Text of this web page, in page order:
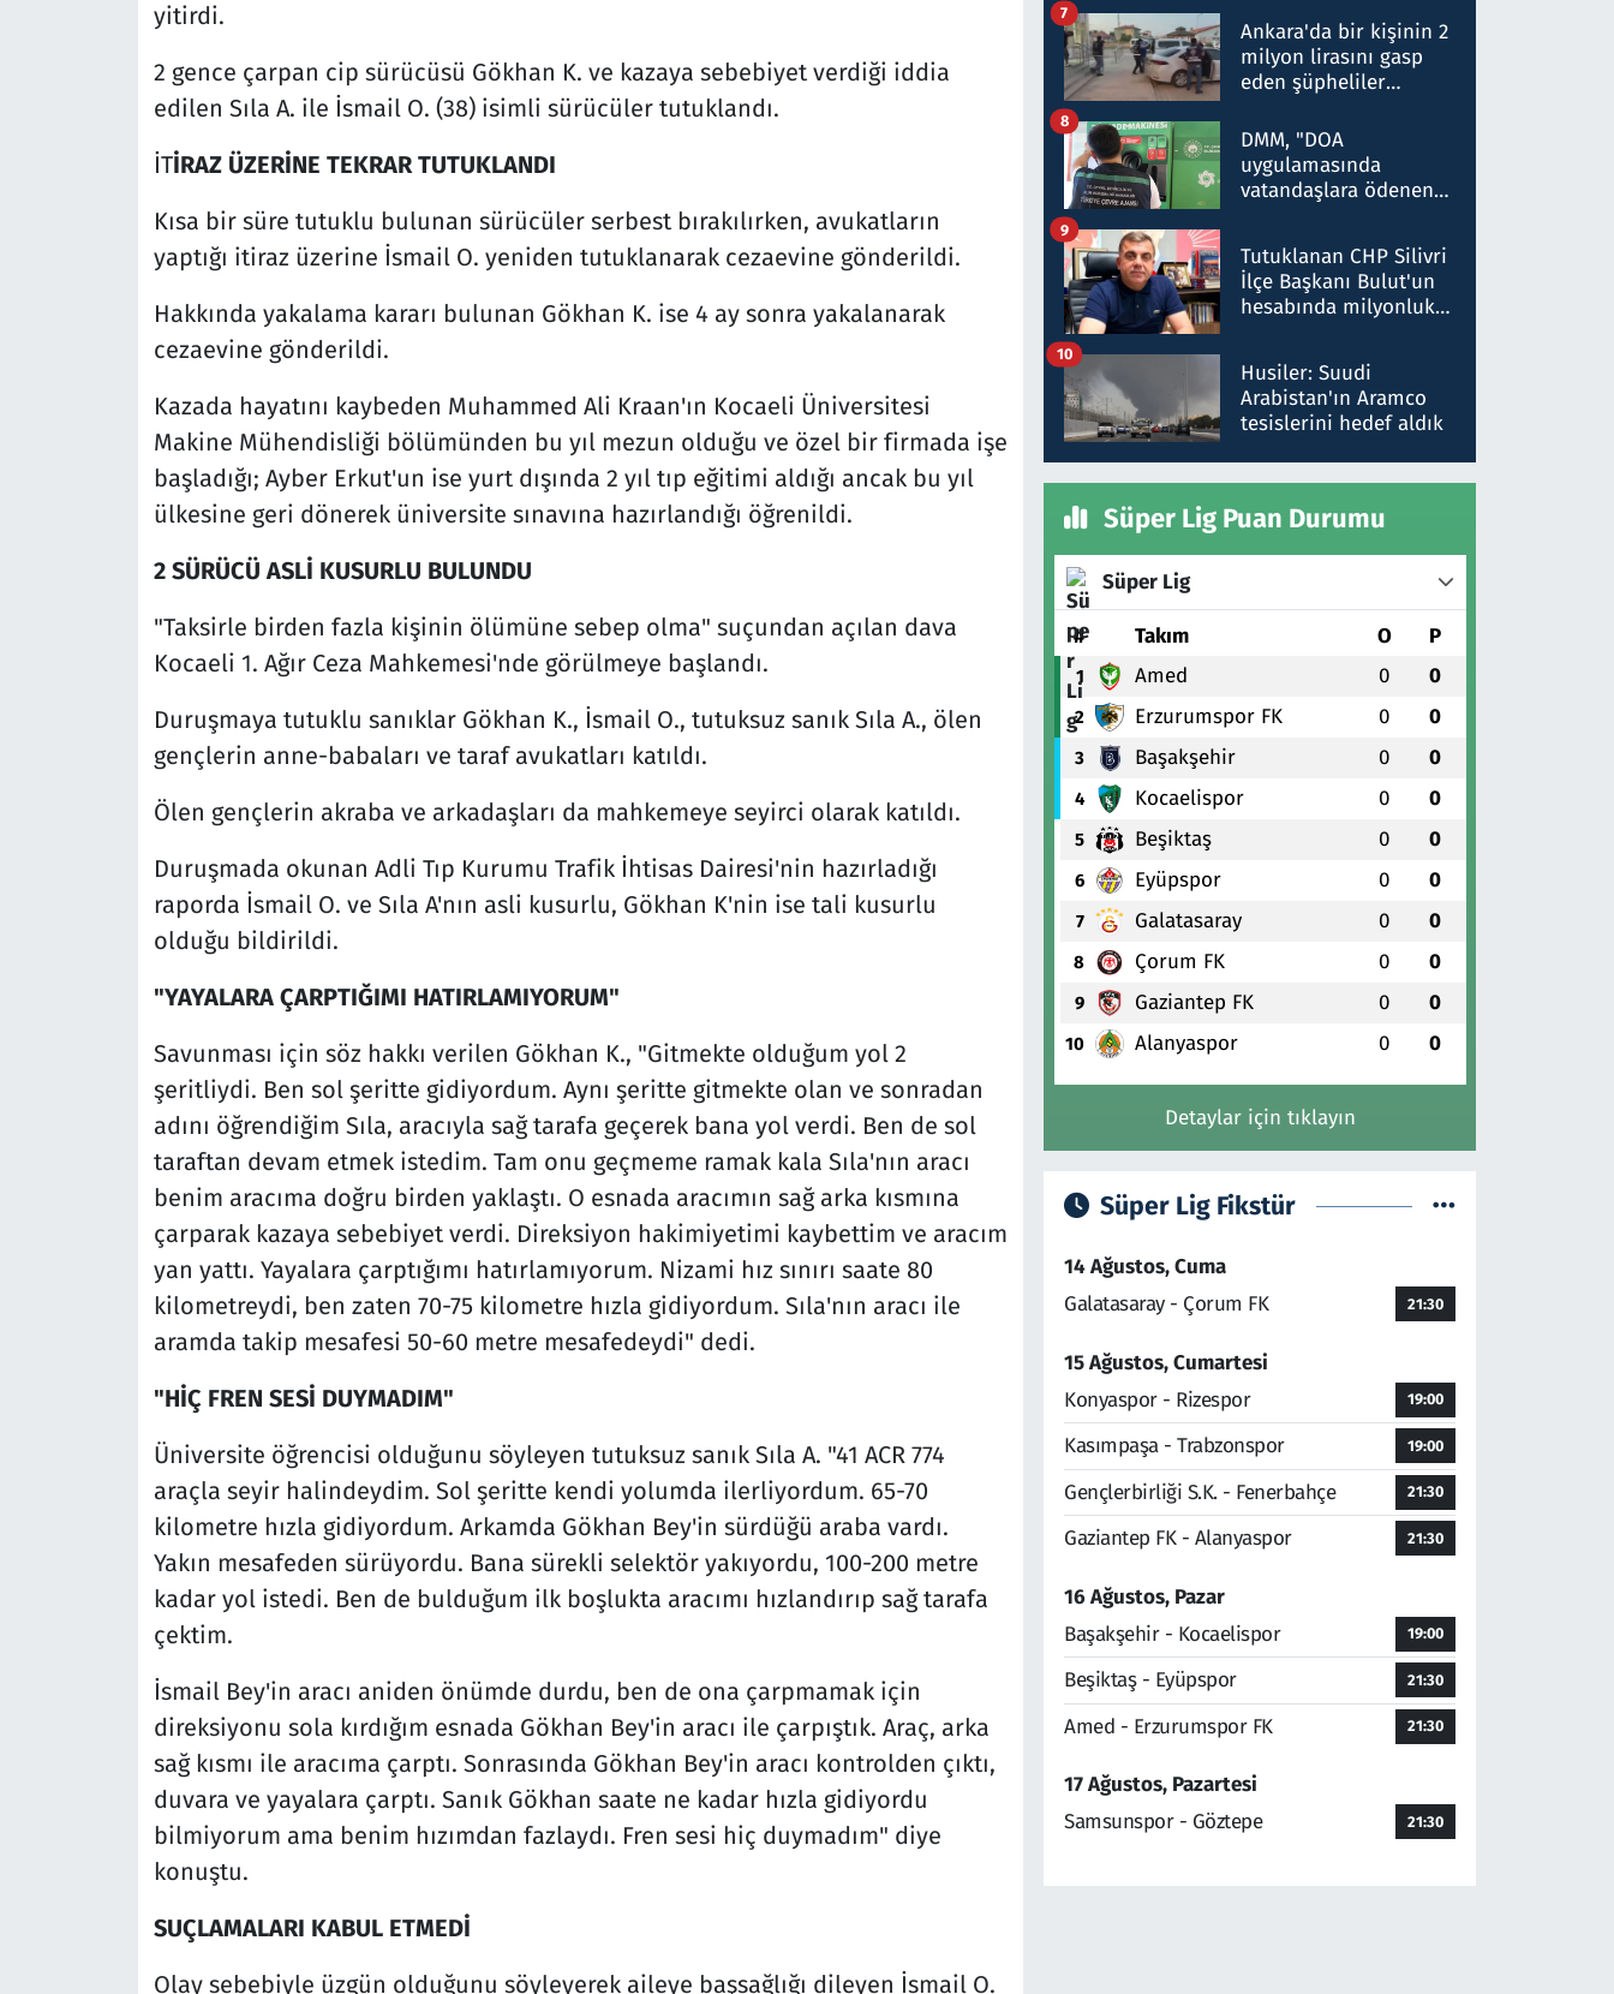
yitirdi.
2 gence çarpan cip sürücüsü Gökhan K. ve kazaya sebebiyet verdiği iddia
edilen Sıla A. ile İsmail O. (38) isimli sürücüler tutuklandı.
İTİRAZ ÜZERİNE TEKRAR TUTUKLANDI
Kısa bir süre tutuklu bulunan sürücüler serbest bırakılırken, avukatların
yaptığı itiraz üzerine İsmail O. yeniden tutuklanarak cezaevine gönderildi.
Hakkında yakalama kararı bulunan Gökhan K. ise 4 ay sonra yakalanarak
cezaevine gönderildi.
Kazada hayatını kaybeden Muhammed Ali Kraan'ın Kocaeli Üniversitesi
Makine Mühendisliği bölümünden bu yıl mezun olduğu ve özel bir firmada işe
başladığı; Ayber Erkut'un ise yurt dışında 2 yıl tıp eğitimi aldığı ancak bu yıl
ülkesine geri dönerek üniversite sınavına hazırlandığı öğrenildi.
2 SÜRÜCÜ ASLİ KUSURLU BULUNDU
"Taksirle birden fazla kişinin ölümüne sebep olma" suçundan açılan dava
Kocaeli 1. Ağır Ceza Mahkemesi'nde görülmeye başlandı.
Duruşmaya tutuklu sanıklar Gökhan K., İsmail O., tutuksuz sanık Sıla A., ölen
gençlerin anne-babaları ve taraf avukatları katıldı.
Ölen gençlerin akraba ve arkadaşları da mahkemeye seyirci olarak katıldı.
Duruşmada okunan Adli Tıp Kurumu Trafik İhtisas Dairesi'nin hazırladığı
raporda İsmail O. ve Sıla A'nın asli kusurlu, Gökhan K'nin ise tali kusurlu
olduğu bildirildi.
"YAYALARA ÇARPTIĞIMI HATIRLAMIYORUM"
Savunması için söz hakkı verilen Gökhan K., "Gitmekte olduğum yol 2
şeritliydi. Ben sol şeritte gidiyordum. Aynı şeritte gitmekte olan ve sonradan
adını öğrendiğim Sıla, aracıyla sağ tarafa geçerek bana yol verdi. Ben de sol
taraftan devam etmek istedim. Tam onu geçmeme ramak kala Sıla'nın aracı
benim aracıma doğru birden yaklaştı. O esnada aracımın sağ arka kısmına
çarparak kazaya sebebiyet verdi. Direksiyon hakimiyetimi kaybettim ve aracım
yan yattı. Yayalara çarptığımı hatırlamıyorum. Nizami hız sınırı saate 80
kilometreydi, ben zaten 70-75 kilometre hızla gidiyordum. Sıla'nın aracı ile
aramda takip mesafesi 50-60 metre mesafedeydi" dedi.
"HİÇ FREN SESİ DUYMADIM"
Üniversite öğrencisi olduğunu söyleyen tutuksuz sanık Sıla A. "41 ACR 774
araçla seyir halindeydim. Sol şeritte kendi yolumda ilerliyordum. 65-70
kilometre hızla gidiyordum. Arkamda Gökhan Bey'in sürdüğü araba vardı.
Yakın mesafeden sürüyordu. Bana sürekli selektör yakıyordu, 100-200 metre
kadar yol istedi. Ben de bulduğum ilk boşlukta aracımı hızlandırıp sağ tarafa
çektim.
İsmail Bey'in aracı aniden önümde durdu, ben de ona çarpmamak için
direksiyonu sola kırdığım esnada Gökhan Bey'in aracı ile çarpıştık. Araç, arka
sağ kısmı ile aracıma çarptı. Sonrasında Gökhan Bey'in aracı kontrolden çıktı,
duvara ve yayalara çarptı. Sanık Gökhan saate ne kadar hızla gidiyordu
bilmiyorum ama benim hızımdan fazlaydı. Fren sesi hiç duymadım" diye
konuştu.
SUÇLAMALARI KABUL ETMEDİ
Olay sebebiyle üzgün olduğunu söyleyerek aileye başsağlığı dileyen İsmail O.
ifadelerinden ortaya
çıkan tablo şok etti
Ankara'da bir kişinin 2
milyon lirasını gasp
eden şüpheliler
7
DMM, "DOA
uygulamasında
vatandaşlara ödenen
düşürüldüğü" iddiasını
yalanladı
8
Tutuklanan CHP Silivri
İlçe Başkanı Bulut'un
hesabında milyonluk
talimat verdi, ben
gönderdim
9
Husiler: Suudi
Arabistan'ın Aramco
tesislerini hedef aldık
10
Süper Lig Puan Durumu
Süper Lig
# Takım O P
1 Amed 0 0
2 Erzurumspor FK 0 0
3 Başakşehir 0 0
4 Kocaelispor 0 0
5 Beşiktaş 0 0
6 Eyüpspor 0 0
7 Galatasaray 0 0
8 Çorum FK 0 0
9 Gaziantep FK 0 0
10 Alanyaspor 0 0
Detaylar için tıklayın
Süper Lig Fikstür
14 Ağustos, Cuma
Galatasaray - Çorum FK
21:30
15 Ağustos, Cumartesi
Konyaspor - Rizespor
19:00
Kasımpaşa - Trabzonspor 19:00
Gençlerbirliği S.K. - Fenerbahçe 21:30
Gaziantep FK - Alanyaspor 21:30
16 Ağustos, Pazar
Başakşehir - Kocaelispor
19:00
Beşiktaş - Eyüpspor 21:30
Amed - Erzurumspor FK 21:30
17 Ağustos, Pazartesi
Samsunspor - Göztepe
21:30